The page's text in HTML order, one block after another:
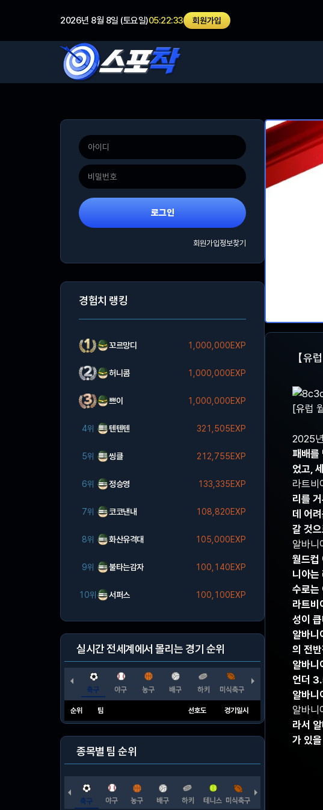
2026년 8월 8일 (토요일)05:22:33 회원가입
로그인
회원가입정보찾기
경험치 랭킹
꼬르망디 1,000,000EXP
허니콤 1,000,000EXP
쁘이 1,000,000EXP
4위 텐텐텐 321,505EXP
5위 씽클 212,755EXP
6위 정승영 133,335EXP
7위 코코낸내 108,820EXP
8위 화산유격대 105,000EXP
9위 불타는감자 100,140EXP
10위 서퍼스 100,100EXP
실시간 전세계에서 몰리는 경기 순위
순위 팀 선호도 경기일시
종목별 팀 순위
【유
[유럽
2025
패배를
었고,
라트비
리를
데 어
갈 것
알바니
월드컵
니아는
수로는
라트비
성이
알바니
의 전
알바니
언더
알바
알바니
라서
가 있